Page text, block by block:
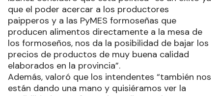
que el poder acercar a los productores
paipperos y a las PyMES formoseñas que
producen alimentos directamente a la mesa de
los formoseños, nos da la posibilidad de bajar los
precios de productos de muy buena calidad
elaborados en la provincia”.
Además, valoró que los intendentes “también nos
están dando una mano y quisiéramos ver la